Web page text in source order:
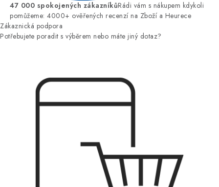
47 000 spokojených zákazníkůRádi vám s nákupem kdykoli
pomůžeme: 4000+ ověřených recenzí na Zboží a Heurece
Zákaznická podpora
Potřebujete poradit s výběrem nebo máte jiný dotaz?